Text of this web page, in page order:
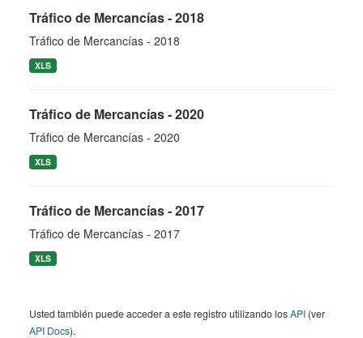
Tráfico de Mercancías - 2018
Tráfico de Mercancías - 2018
XLS
Tráfico de Mercancías - 2020
Tráfico de Mercancías - 2020
XLS
Tráfico de Mercancías - 2017
Tráfico de Mercancías - 2017
XLS
Usted también puede acceder a este registro utilizando losAPI (ver
API Docs).